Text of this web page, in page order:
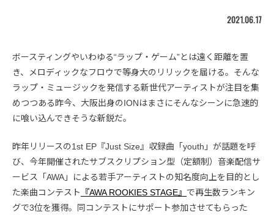
2021.06.17
ボースティングやいわゆる“ラップ・ゲーム”とは遠く距離を置
き、メロディックなフロウで等身大のリリックを届ける。そんな
ラップ・ミュージックを発信する新世代アーティストが注目を集
めつつある昨今、大阪出身のIONはまさにそんなシーンに急速的
に喰い込んできそうな新鋭だ。
昨年リリースの1st EP『Just Size』収録曲「youth」が話題を呼
び、今年開催されたサブスクリプション型（定額制）音楽配信サ
ービス「AWA」による若手アーティストの知名度向上を目的とし
た楽曲コンテスト
『AWA ROOKIES STAGE』 で再生数ランキン
グで3位を獲得。同コンテストにサポート参加させてもらった